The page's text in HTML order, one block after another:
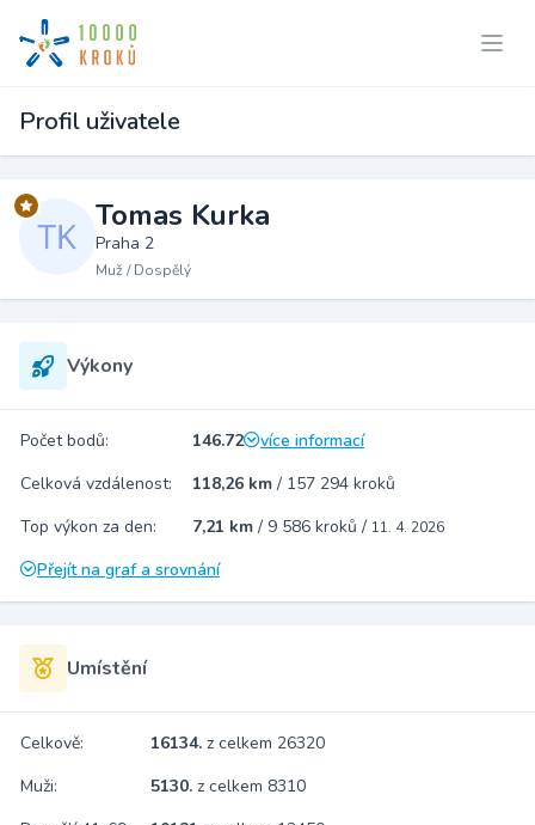
Profil uživatele
Tomas Kurka
Praha 2
Muž / Dospělý
Výkony
Počet bodů: 146.72
více informací
Celková vzdálenost:
118,26 km / 157 294 kroků
Top výkon za den:
7,21 km / 9 586 kroků / 11. 4. 2026
Přejít na graf a srovnání
Umístění
Celkově: 16134. z celkem 26320
Muži:
5130. z celkem 8310